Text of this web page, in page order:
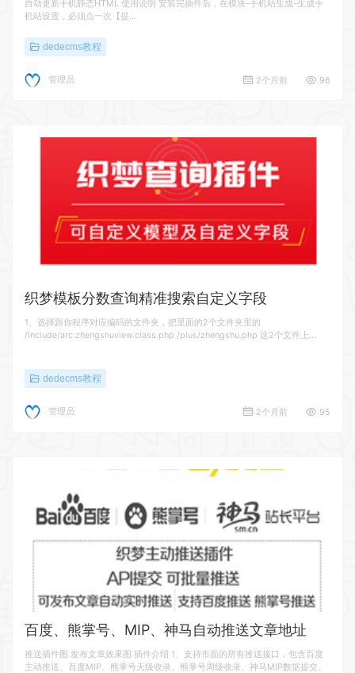
自动更新手机静态HTML 使用说明 安装完插件后，在模块-手机站生成-生成手
机站设置，必须点一次【提…
dedecms教程
管理员 2个月前 96
织梦模板分数查询精准搜索自定义字段
1、选择跟你程序对应编码的文件夹，把里面的2个文件夹里的
/include/arc.zhengshuview.class.php /plus/zhengshu.php 这2个文件上…
dedecms教程
管理员 2个月前 95
百度、熊掌号、MIP、神马自动推送文章地址
推送插件图 发布文章效果图 插件介绍 1、支持市面的所有推送接口，包含百度
主动推送、百度MIP、熊掌号天级收录、熊掌号周级收录、神马MIP数据提交。